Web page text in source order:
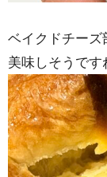
ベイクドチーズ
美味しそうです